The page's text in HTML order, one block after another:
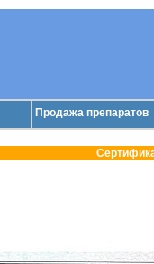
Продажа препаратов